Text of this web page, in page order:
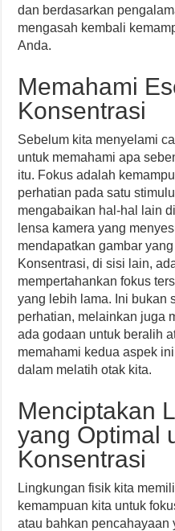
dan berdasarkan
mengasah kembali
Anda.
Memahami
Konsentrasi
Sebelum kita menyelami
untuk memahami apa
itu. Fokus adalah
perhatian pada satu
mengabaikan hal-hal lain
lensa kamera yang
mendapatkan gambar
Konsentrasi, di sisi lain,
mempertahankan fokus
yang lebih lama. Ini bukan
perhatian, melainkan juga
ada godaan untuk beralih
memahami kedua aspek
dalam melatih otak kita.
Menciptakan
yang Optimal
Konsentrasi
Lingkungan fisik kita
kemampuan kita untuk
atau bahkan pencahayaan